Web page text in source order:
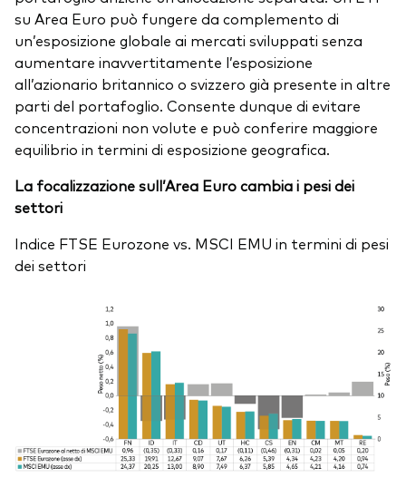
su Area Euro può fungere da complemento di
un’esposizione globale ai mercati sviluppati senza
aumentare inavvertitamente l’esposizione
all’azionario britannico o svizzero già presente in altre
parti del portafoglio. Consente dunque di evitare
concentrazioni non volute e può conferire maggiore
equilibrio in termini di esposizione geografica.
La focalizzazione sull’Area Euro cambia i pesi dei
settori
Indice FTSE Eurozone vs. MSCI EMU in termini di pesi
dei settori